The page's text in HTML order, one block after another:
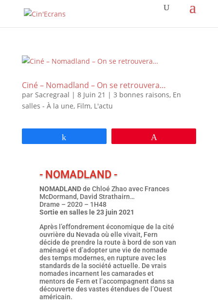
Ciné – Nomadland – On se retrouvera…
par Sacregraal | 8 Juin 21 | 3 bonnes raisons, En
salles - À la une, Film, L'actu
- NOMADLAND -
NOMADLANDde Chloé Zhao avec Frances
McDormand, David Strathairn…
Drame – 2020 – 1H48
Sortie en salles le 23 juin 2021
Après l’effondrement économique de la cité
ouvrière du Nevada où elle vivait, Fern
décide de prendre la route à bord de son van
aménagé et d’adopter une vie de nomade
des temps modernes, en rupture avec les
standards de la société actuelle. De vrais
nomades incarnent les camarades et
mentors de Fern et l’accompagnent dans sa
découverte des vastes étendues de l’Ouest
américain.